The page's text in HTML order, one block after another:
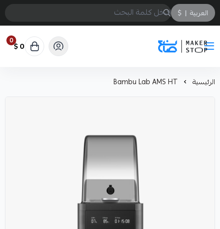
العربية |
$
صانع
0 0 $
الرئيسية Bambu Lab AMS HT